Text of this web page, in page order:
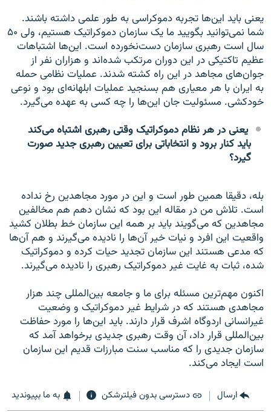
یعنی باید این‌ها تجربه دموکراسی به طور علمی داشته باشند.
شما نمی‌توانید بگویید ما یک سازمان دموکراتیک هستیم، ولی ۵۰
سال است رهبری سازمان دست‌نخورده است. این‌ها اشتباهات
عظیم تاکتیکی در این دوران مرتکب شده‌اند و هزاران نفر از
جوان‌های مجاهد در این راه کشته شدند. عملیات نظامی حمله
به ایران با هر معیاری هم بسنجید عملیات ابلهانه‌ای بود و نوعی
خودکشی. مسئولیت جان این‌ها را چه کسی به عهده می‌گیرد.
یعنی در هر نظام دموکراتیک وقتی رهبری اشتباه می‌کند
باید کنار برود و انتخاباتی برای تعیین رهبری جدید صورت
گیرد؟
بله، دقیقا همین طور است و این در مورد مجاهدین رخ نداده
است. تلاش من در مقاله این بود که نشان دهم هم مخالفین
مجاهدین که می‌گویند باید بر همه این سازمان خط بطلان کشید
واقعیت این افرد و نیات خیر آن‌ها را نادیده می‌گیرند و هم آن‌ها
که مدعی هستند این سازمان تجدید حیات کرده و دموکراتیک
شده، ثبات به غایت غیر دموکراتیک رهبری را نادیده می‌گیرند.
اکنون مهم‌ترین مسئله برای ما و جامعه بین‌المللی چند هزار
مجاهدی هستند که در شرایط غیر دموکراتیک و وضعیت
غیرانسانی اردوگاه اشرف قرار دارند. باید این‌ها را مورد حفاظت
بین‌المللی قرار داد، آن وقت رهبری جدیدی برخواهد آمد که
سازمان جدیدی را که مناسب سنت مبارزات قدیم این سازمان
است ایجاد می‌کند.
ارسال دسترسی بدون فیلترشکن به ما بپیوندید